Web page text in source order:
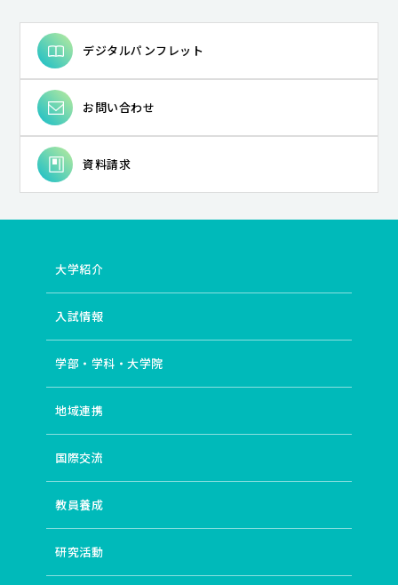
デジタルパンフレット
お問い合わせ
資料請求
大学紹介
入試情報
学部・学科・大学院
地域連携
国際交流
教員養成
研究活動